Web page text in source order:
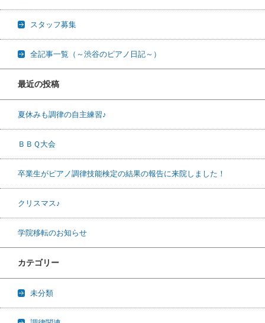
スタッフ募集
全記事一覧（～渋谷のピアノ日記～）
最近の投稿
夏休みも調律の自主練習♪
ＢＢＱ大会
卒業生がピアノ調律技能検定の結果の報告に来院しました！
クリスマス♪
学院移転のお知らせ
カテゴリー
未分類